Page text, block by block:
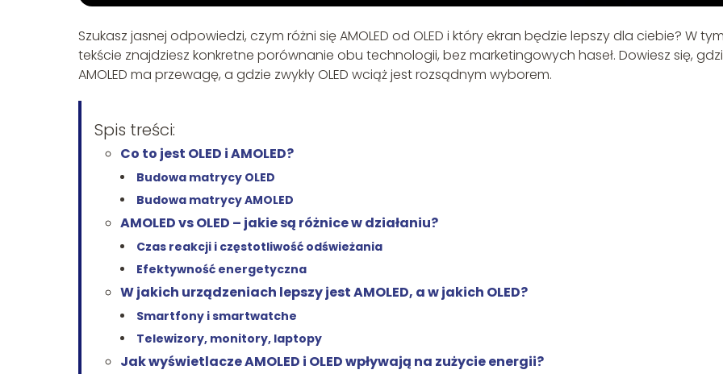
Szukasz jasnej odpowiedzi, czym różni się AMOLED od OLED i który ekran będzie lepszy dla ciebie? W tym
tekście znajdziesz konkretne porównanie obu technologii, bez marketingowych haseł. Dowiesz się,
AMOLED ma przewagę, a gdzie zwykły OLED wciąż jest rozsądnym wyborem.
Spis treści:
Co to jest OLED i AMOLED?
Budowa matrycy OLED
Budowa matrycy AMOLED
AMOLED vs OLED – jakie są różnice w działaniu?
Czas reakcji i częstotliwość odświeżania
Efektywność energetyczna
W jakich urządzeniach lepszy jest AMOLED, a w jakich OLED?
Smartfony i smartwatche
Telewizory, monitory, laptopy
Jak wyświetlacze AMOLED i OLED wpływają na zużycie energii?